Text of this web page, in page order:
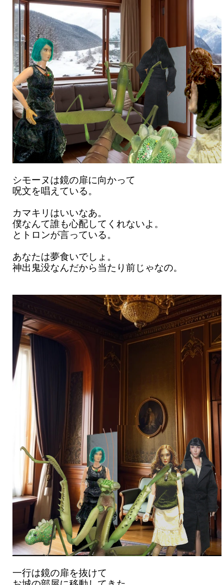
シモーヌは鏡の扉に向かって
呪文を唱えている。
カマキリはいいなあ。
僕なんて誰も心配してくれないよ。
とトロンが言っている。
あなたは夢食いでしょ。
神出鬼没なんだから当たり前じゃなの。
一行は鏡の扉を抜けて